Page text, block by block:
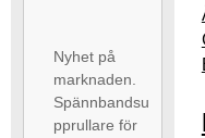
Nyhet på
marknaden.
Spännbandsu
pprullare för